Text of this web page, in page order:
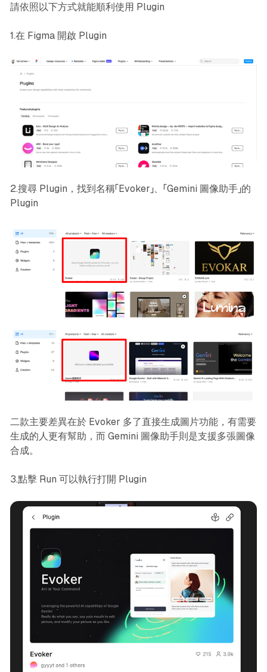
請依照以下方式就能順利使用 Plugin
1.在 Figma 開啟 Plugin
2.搜尋 Plugin，找到名稱「Evoker」、「Gemini 圖像助手」的
Plugin
二款主要差異在於 Evoker 多了直接生成圖片功能，有需要
生成的人更有幫助，而 Gemini 圖像助手則是支援多張圖像
合成。
3.點擊 Run 可以執行打開 Plugin